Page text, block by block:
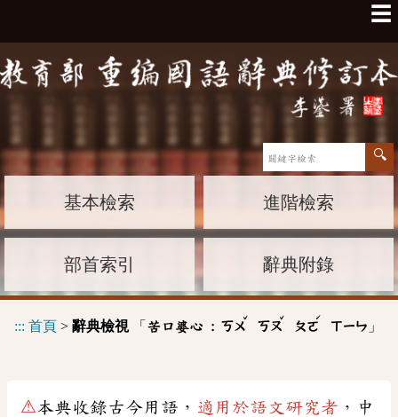
☰
基本檢索 進階檢索
部首索引 辭典附錄
::: 首頁 > 辭典檢視「 苦口婆心 : ㄎㄨ
ˇ
ㄎㄡ
ˇ
ㄆㄛ
ˊ
ㄒㄧㄣ 」
⚠本典收錄古今用語， 適用於語文研究者 ，中